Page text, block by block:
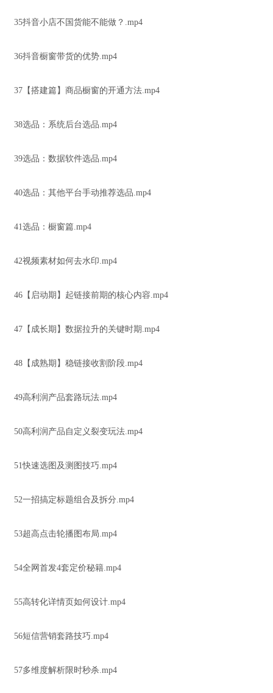
35抖音小店不国货能不能做？.mp4
36抖音橱窗带货的优势.mp4
37【搭建篇】商品橱窗的开通方法.mp4
38选品：系统后台选品.mp4
39选品：数据软件选品.mp4
40选品：其他平台手动推荐选品.mp4
41选品：橱窗篇.mp4
42视频素材如何去水印.mp4
46【启动期】起链接前期的核心内容.mp4
47【成长期】数据拉升的关键时期.mp4
48【成熟期】稳链接收割阶段.mp4
49高利润产品套路玩法.mp4
50高利润产品自定义裂变玩法.mp4
51快速选图及测图技巧.mp4
52一招搞定标题组合及拆分.mp4
53超高点击轮播图布局.mp4
54全网首发4套定价秘籍.mp4
55高转化详情页如何设计.mp4
56短信营销套路技巧.mp4
57多维度解析限时秒杀.mp4